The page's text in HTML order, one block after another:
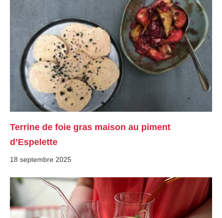
Terrine de foie gras maison au piment
d’Espelette
18 septembre 2025